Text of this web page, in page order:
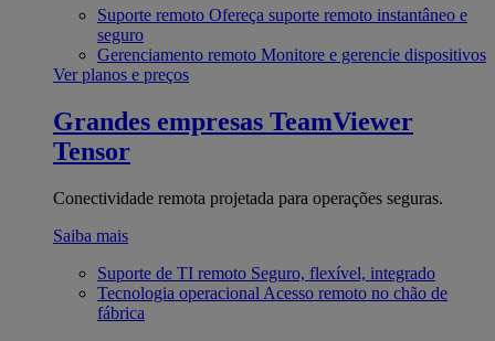
Suporte remoto Ofereça suporte remoto instantâneo e
seguro
Gerenciamento remoto Monitore e gerencie dispositivos
Ver planos e preços
Grandes empresas TeamViewer
Tensor
Conectividade remota projetada para operações seguras.
Saiba mais
Suporte de TI remoto Seguro, flexível, integrado
Tecnologia operacional Acesso remoto no chão de
fábrica